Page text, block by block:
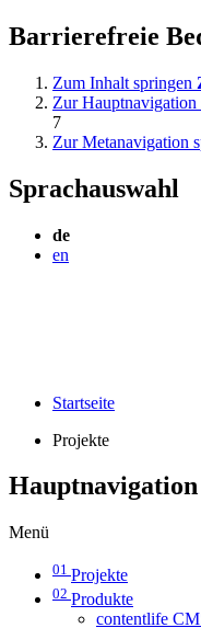
Barrierefreie
Zum Inhalt springen
Zur Hauptnavigation
7
Zur Metanavigation
Sprachauswahl
de
en
Startseite
Projekte
Hauptnavigation
Menü
01 Projekte
02 Produkte
contentlife